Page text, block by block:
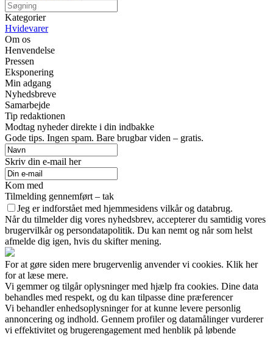
Kategorier
Hvidevarer
Om os
Henvendelse
Pressen
Eksponering
Min adgang
Nyhedsbreve
Samarbejde
Tip redaktionen
Modtag nyheder direkte i din indbakke
Gode tips. Ingen spam. Bare brugbar viden – gratis.
Skriv din e-mail her
Kom med
Tilmelding gennemført – tak
Jeg er indforstået med hjemmesidens vilkår og databrug.
Når du tilmelder dig vores nyhedsbrev, accepterer du samtidig vores
brugervilkår og persondatapolitik. Du kan nemt og når som helst
afmelde dig igen, hvis du skifter mening.
For at gøre siden mere brugervenlig anvender vi cookies. Klik her
for at læse mere.
Vi gemmer og tilgår oplysninger med hjælp fra cookies. Dine data
behandles med respekt, og du kan tilpasse dine præferencer
Vi behandler enhedsoplysninger for at kunne levere personlig
annoncering og indhold. Gennem profiler og datamålinger vurderer
vi effektivitet og brugerengagement med henblik på løbende